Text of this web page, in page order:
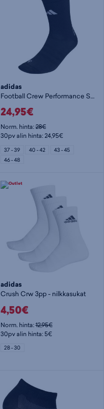
adidas
Football Crew Performance Socks - nilkkasukat
24,95€
Norm. hinta:28€
30pv alin hinta: 24,95€
37 - 39 40 - 42
43 - 45
46 - 48
adidas
Crush Crw 3pp - nilkkasukat
4,50€
Norm. hinta:12,95€
30pv alin hinta: 5€
28 - 30